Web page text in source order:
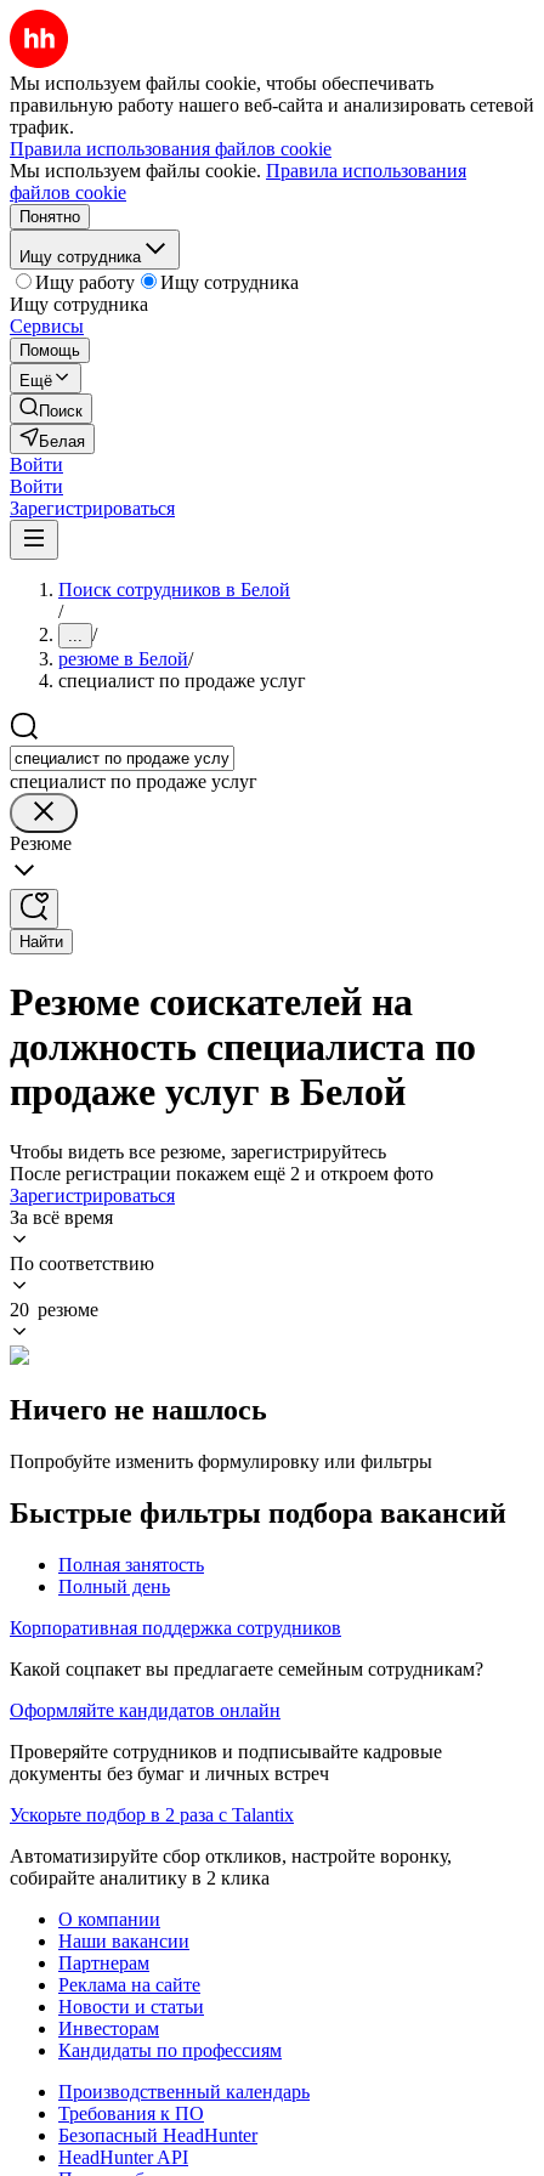
Мы используем файлы cookie, чтобы обеспечивать
правильную работу нашего веб-сайта и анализировать сетевой
трафик.
Правила использования файлов cookie
Мы используем файлы cookie. Правила использования
файлов cookie
Понятно
Ищу сотрудника
Ищу работу
Ищу сотрудника
Ищу сотрудника
Сервисы
Помощь
Ещё
Поиск
Белая
Войти
Войти
Зарегистрироваться
Поиск сотрудников в Белой
/
... /
резюме в Белой/
специалист по продаже услуг
специалист по продаже услуг
Резюме
Найти
Резюме соискателей на
должность специалиста по
продаже услуг в Белой
Чтобы видеть все резюме, зарегистрируйтесь
После регистрации покажем ещё 2 и откроем фото
Зарегистрироваться
За всё время
По соответствию
20 резюме
Ничего не нашлось
Попробуйте изменить формулировку или фильтры
Быстрые фильтры подбора вакансий
Полная занятость
Полный день
Корпоративная поддержка сотрудников
Какой соцпакет вы предлагаете семейным сотрудникам?
Оформляйте кандидатов онлайн
Проверяйте сотрудников и подписывайте кадровые
документы без бумаг и личных встреч
Ускорьте подбор в 2 раза с Talantix
Автоматизируйте сбор откликов, настройте воронку,
собирайте аналитику в 2 клика
О компании
Наши вакансии
Партнерам
Реклама на сайте
Новости и статьи
Инвесторам
Кандидаты по профессиям
Производственный календарь
Требования к ПО
Безопасный HeadHunter
HeadHunter API